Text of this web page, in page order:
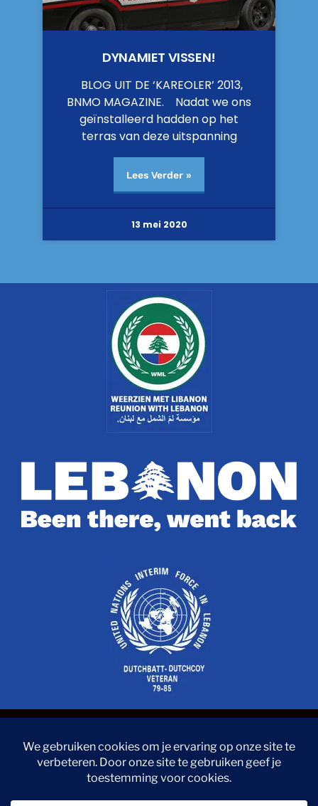
DYNAMIET VISSEN!
BLOG UIT DE ‘KAREOLER’ 2013,
BNMO MAGAZINE. Nadat we ons
geïnstalleerd hadden op het
terras van deze uitspanning
Lees Verder »
13 mei 2020
© 2024 – Stichting Weerzien Met Libanon